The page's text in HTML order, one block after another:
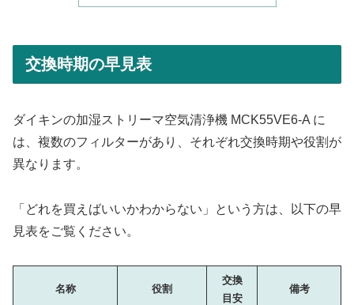
交換時期の早見表
ダイキンの加湿ストリーマ空気清浄機 MCK55VE6-A に
は、複数のフィルターがあり、それぞれ交換時期や役割が
異なります。
「どれを買えばいいかわからない」という方は、以下の早
見表をご覧ください。
名称 役割
交換
目安
備考